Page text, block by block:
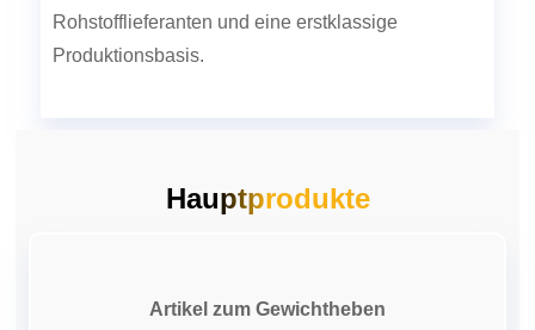
Rohstofflieferanten und eine erstklassige
Produktionsbasis.
Hauptprodukte
Artikel zum Gewichtheben